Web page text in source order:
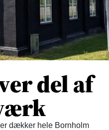
del af
dækker hele Bornholm